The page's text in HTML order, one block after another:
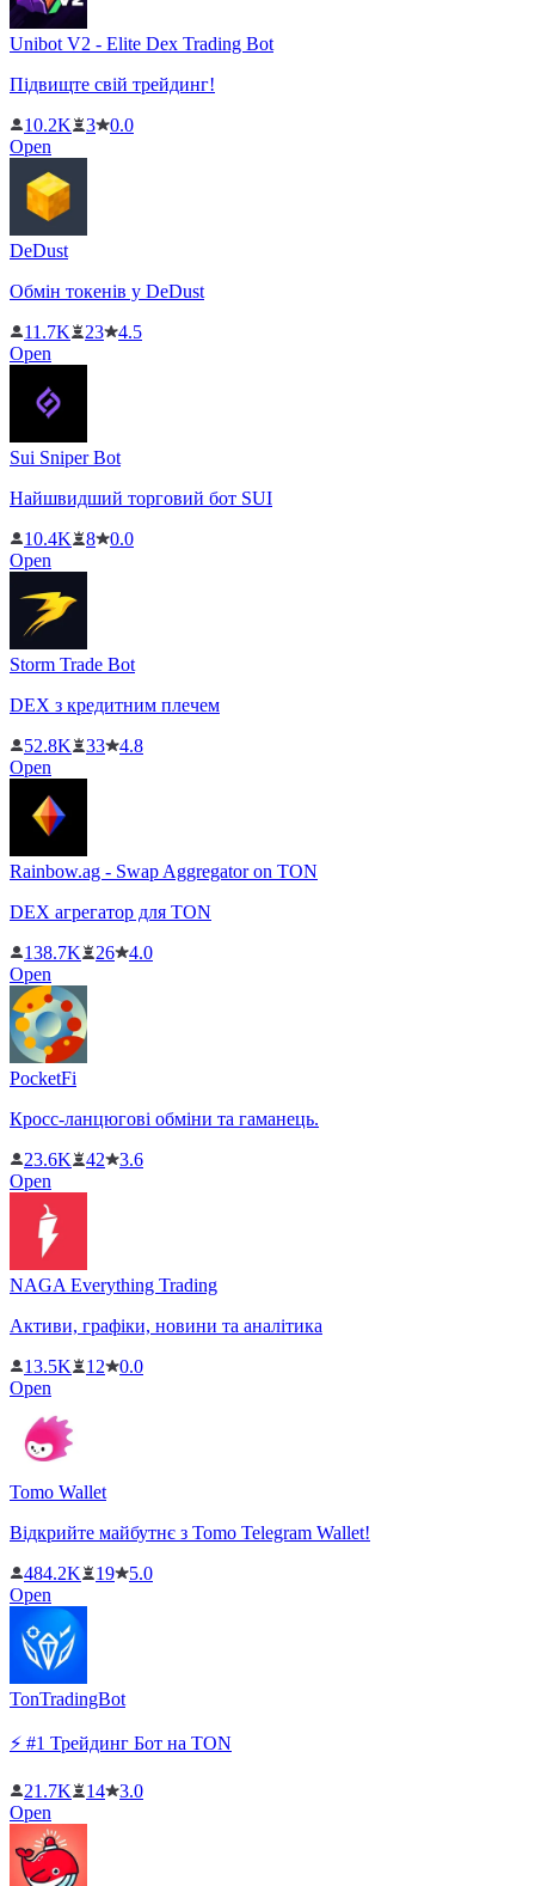
Unibot V2 - Elite Dex Trading Bot
Підвищте свій трейдинг!
10.2K
3
0.0
Open
DeDust
Обмін токенів у DeDust
11.7K
23
4.5
Open
Sui Sniper Bot
Найшвидший торговий бот SUI
10.4K
8
0.0
Open
Storm Trade Bot
DEX з кредитним плечем
52.8K
33
4.8
Open
Rainbow.ag - Swap Aggregator on TON
DEX агрегатор для TON
138.7K
26
4.0
Open
PocketFi
Кросс-ланцюгові обміни та гаманець.
23.6K
42
3.6
Open
NAGA Everything Trading
Активи, графіки, новини та аналітика
13.5K
12
0.0
Open
Tomo Wallet
Відкрийте майбутнє з Tomo Telegram Wallet!
484.2K
19
5.0
Open
TonTradingBot
⚡️ #1 Трейдинг Бот на TON
21.7K 14
3.0
Open